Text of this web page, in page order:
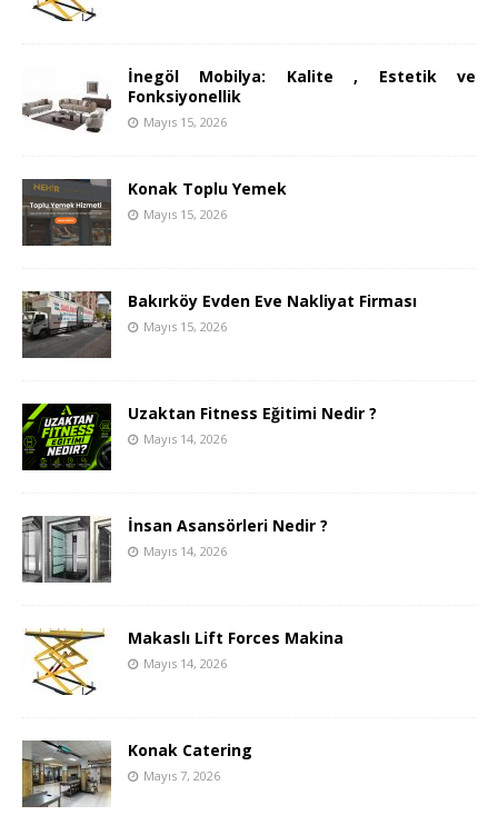
İnegöl Mobilya: Kalite , Estetik ve
Fonksiyonellik
Mayıs 15, 2026
Konak Toplu Yemek
Mayıs 15, 2026
Bakırköy Evden Eve Nakliyat Firması
Mayıs 15, 2026
Uzaktan Fitness Eğitimi Nedir ?
Mayıs 14, 2026
İnsan Asansörleri Nedir ?
Mayıs 14, 2026
Makaslı Lift Forces Makina
Mayıs 14, 2026
Konak Catering
Mayıs 7, 2026